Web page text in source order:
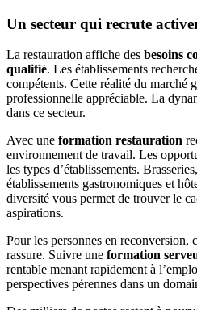
Un secteur qui recrute
La restauration affiche des besoins
qualifié. Les établissements
compétents. Cette réalité du marché
professionnelle appréciable. La
dans ce secteur.
Avec une formation restauration
environnement de travail. Les
les types d’établissements.
établissements gastronomiques et
diversité vous permet de trouver le
aspirations.
Pour les personnes en reconversion,
rassure. Suivre une formation
rentable menant rapidement à
perspectives pérennes dans un